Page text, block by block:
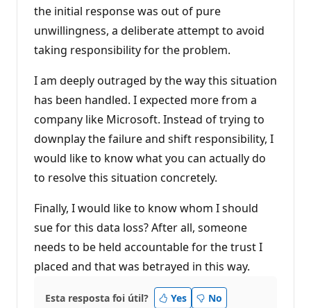
the initial response was out of pure
unwillingness, a deliberate attempt to avoid
taking responsibility for the problem.
I am deeply outraged by the way this situation
has been handled. I expected more from a
company like Microsoft. Instead of trying to
downplay the failure and shift responsibility, I
would like to know what you can actually do
to resolve this situation concretely.
Finally, I would like to know whom I should
sue for this data loss? After all, someone
needs to be held accountable for the trust I
placed and that was betrayed in this way.
Esta resposta foi útil? Yes No